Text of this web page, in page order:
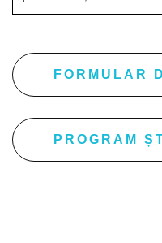
FORMULAR
PROGRAM